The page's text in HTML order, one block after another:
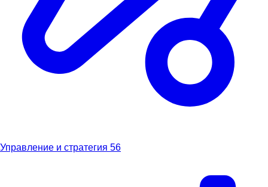
Управление и стратегия 56